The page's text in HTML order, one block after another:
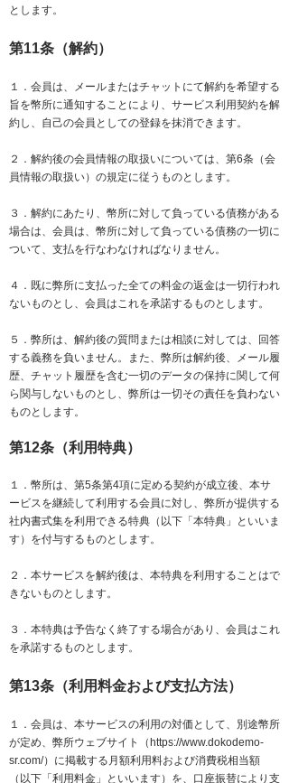
とします。
第11条（解約）
１．会員は、メールまたはチャットにて解約を希望する
旨を幣所に通知することにより、サービス利用契約を解
約し、自己の会員としての登録を抹消できます。
２．解約後の会員情報の取扱いについては、第6条（会
員情報の取扱い）の規定に従うものとします。
３．解約にあたり、幣所に対して負っている債務がある
場合は、会員は、幣所に対して負っている債務の一切に
ついて、支払を行なわなければなりません。
４．既に弊所に支払った全ての料金の返金は一切行われ
ないものとし、会員はこれを承諾するものとします。
​５．弊所は、解約後の質問または相談に対しては、回答
する義務を負いません。また、弊所は解約後、メール履
歴、チャット履歴を含む一切のデータの保持に関して何
ら関与しないものとし、弊所は一切その責任を負わない
ものとします。
第12条（利用特典）
１．幣所は、第5条第4項に定める契約が成立後、本サ
ービスを継続して利用する会員に対し、弊所が提供する
社内書式集を利用できる特典（以下「本特典」といいま
す）を付与するものとします。
２．本サービスを解約後は、本特典を利用することはで
きないものとします。​
３．本特典は予告なく終了する場合があり、会員はこれ
を承諾するものとします。
第13条（利用料金および支払方法）
１．会員は、本サービスの利用の対価として、別途幣所
が定め、弊所ウェブサイト（ https://www.dokodemo-
sr.com/）に掲載する月額利用料および消費税相当額
（以下「利用料金」といいます）を、口座振替により支